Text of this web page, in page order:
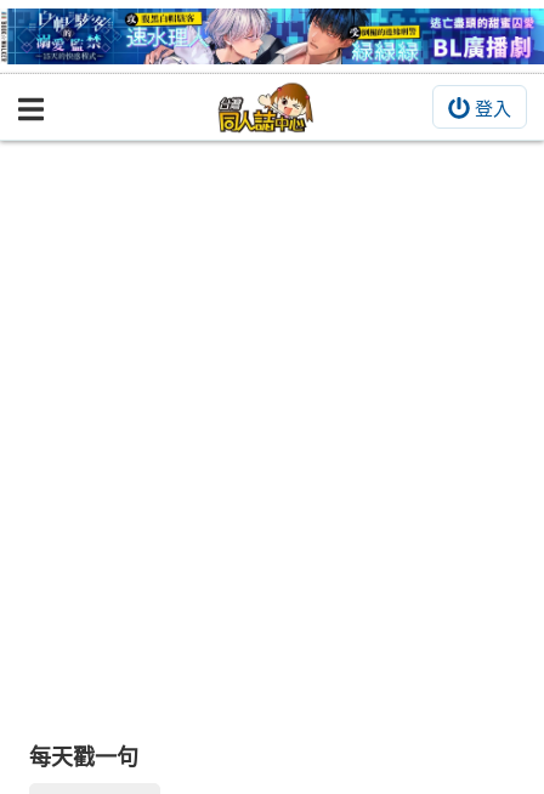
登入
BOOKY書集倉庫
交流中心
每天戳一句